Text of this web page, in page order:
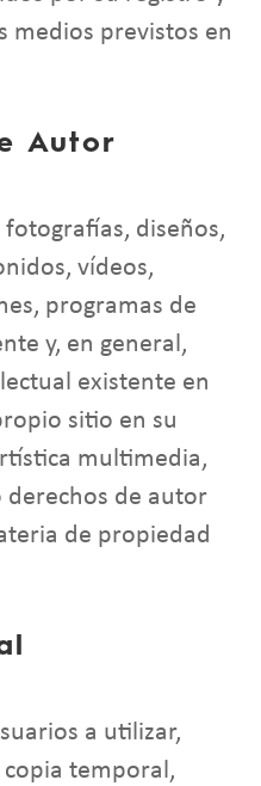
medios previstos en
Autor
diseños,
vídeos,
programas de
y, en general,
existente en
sitio en su
multimedia,
derechos de autor
de propiedad
a utilizar,
temporal,